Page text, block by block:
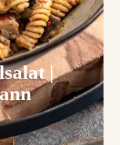
|